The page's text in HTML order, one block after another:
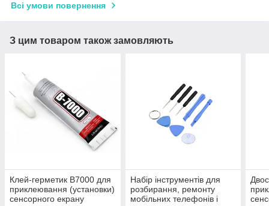
Всі умови повернення
З цим товаром також замовляють
Клей-герметик B7000 для
приклеювання (установки)
сенсорного екрану
Набір інструментів для
розбирання, ремонту
мобільних телефонів і